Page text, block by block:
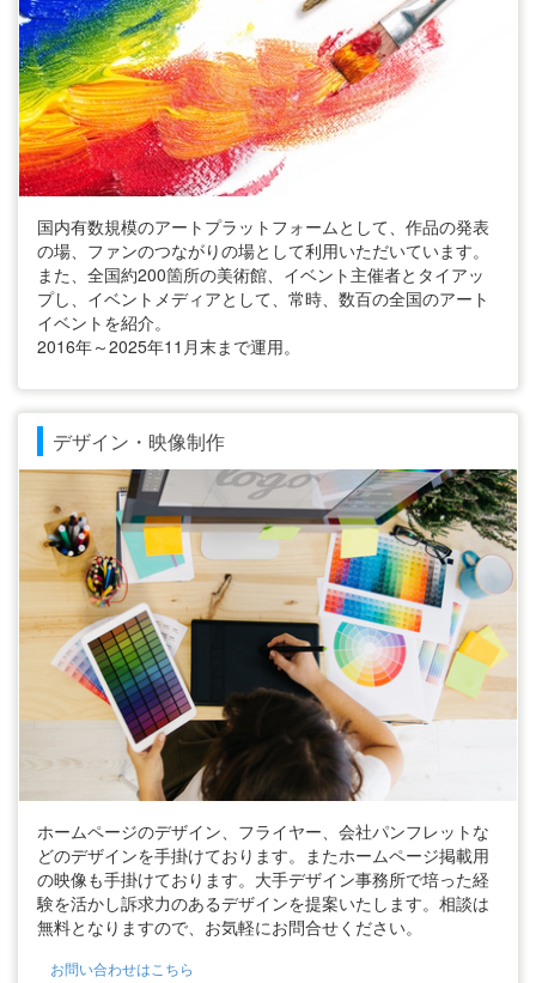
国内有数規模のアートプラットフォームとして、作品の発表
の場、ファンのつながりの場として利用いただいています。
また、全国約200箇所の美術館、イベント主催者とタイアッ
プし、イベントメディアとして、常時、数百の全国のアート
イベントを紹介。
2016年～2025年11月末まで運用。
デザイン・映像制作
ホームページのデザイン、フライヤー、会社パンフレットな
どのデザインを手掛けております。またホームページ掲載用
の映像も手掛けております。大手デザイン事務所で培った経
験を活かし訴求力のあるデザインを提案いたします。相談は
無料となりますので、お気軽にお問合せください。
お問い合わせはこちら